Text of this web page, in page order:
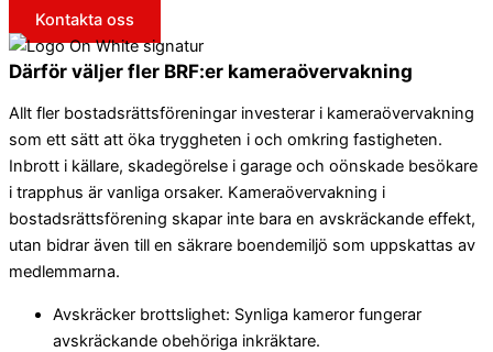
Kontakta oss
Därför väljer fler BRF:er kameraövervakning
Allt fler bostadsrättsföreningar investerar i kameraövervakning
som ett sätt att öka tryggheten i och omkring fastigheten.
Inbrott i källare, skadegörelse i garage och oönskade besökare
i trapphus är vanliga orsaker. Kameraövervakning i
bostadsrättsförening skapar inte bara en avskräckande effekt,
utan bidrar även till en säkrare boendemiljö som uppskattas av
medlemmarna.
Avskräcker brottslighet: Synliga kameror fungerar
avskräckande obehöriga inkräktare.